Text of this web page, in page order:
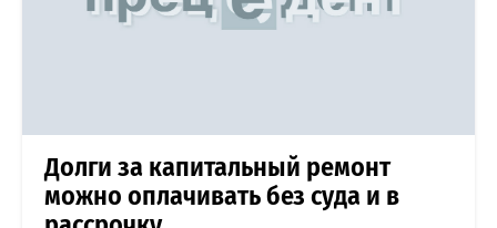
Долги за капитальный ремонт
можно оплачивать без суда и в